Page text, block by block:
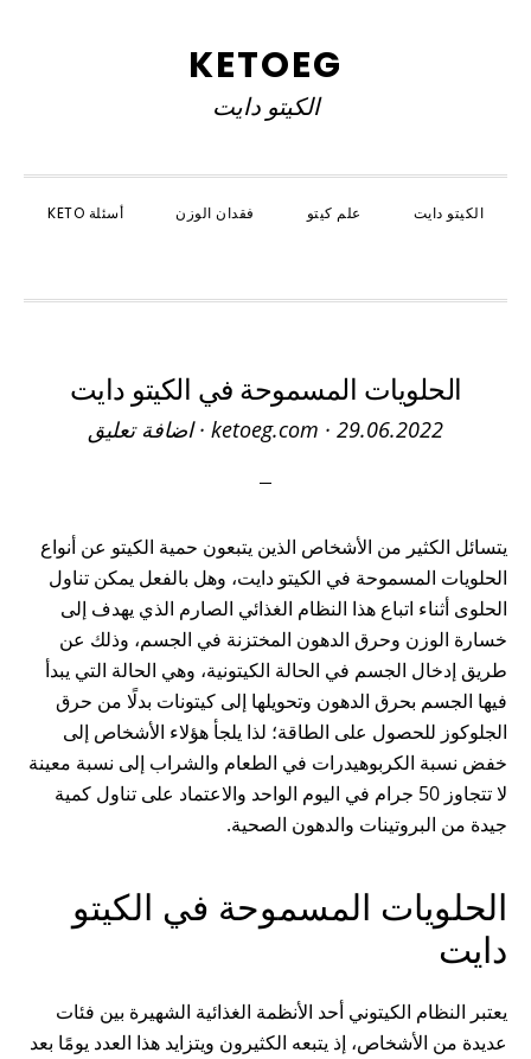
KETOEG
الكيتو دايت
الكيتو دايت علم كيتو فقدان الوزن أسئلة KETO
الحلويات المسموحة في الكيتو دايت
ketoeg.com · 29.06.2022
·اضافة تعليق
يتسائل الكثير من الأشخاص الذين يتبعون حمية الكيتو عن أنواع
الحلويات المسموحة في الكيتو دايت، وهل بالفعل يمكن تناول
الحلوى أثناء اتباع هذا النظام الغذائي الصارم الذي يهدف إلى
خسارة الوزن وحرق الدهون المختزنة في الجسم، وذلك عن
طريق إدخال الجسم في الحالة الكيتونية، وهي الحالة التي يبدأ
فيها الجسم بحرق الدهون وتحويلها إلى كيتونات بدلًا من حرق
الجلوكوز للحصول على الطاقة؛ لذا يلجأ هؤلاء الأشخاص إلى
خفض نسبة الكربوهيدرات في الطعام والشراب إلى نسبة معينة
لا تتجاوز 50 جرام في اليوم الواحد والاعتماد على تناول كمية
جيدة من البروتينات والدهون الصحية.
الحلويات المسموحة في الكيتو
دايت
يعتبر النظام الكيتوني أحد الأنظمة الغذائية الشهيرة بين فئات
عديدة من الأشخاص، إذ يتبعه الكثيرون ويتزايد هذا العدد يومًا بعد